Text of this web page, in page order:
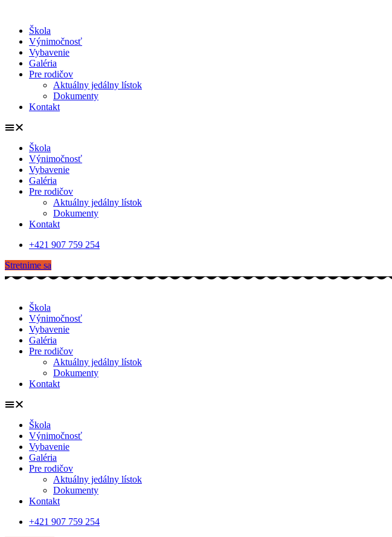
Škola
Výnimočnosť
Vybavenie
Galéria
Pre rodičov
Aktuálny jedálny lístok
Dokumenty
Kontakt
Škola
Výnimočnosť
Vybavenie
Galéria
Pre rodičov
Aktuálny jedálny lístok
Dokumenty
Kontakt
+421 907 759 254
Stretnime sa
Škola
Výnimočnosť
Vybavenie
Galéria
Pre rodičov
Aktuálny jedálny lístok
Dokumenty
Kontakt
Škola
Výnimočnosť
Vybavenie
Galéria
Pre rodičov
Aktuálny jedálny lístok
Dokumenty
Kontakt
+421 907 759 254